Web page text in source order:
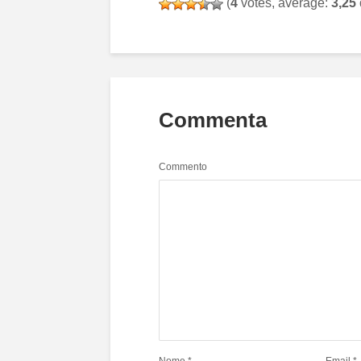
(4 votes, average: 3,25
Commenta
Commento